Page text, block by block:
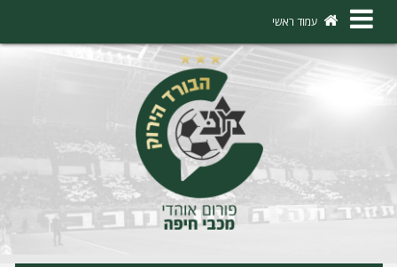
×
ו
עמוד ראשי